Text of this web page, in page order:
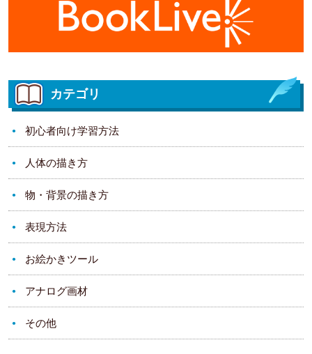
カテゴリ
初心者向け学習方法
人体の描き方
物・背景の描き方
表現方法
お絵かきツール
アナログ画材
その他